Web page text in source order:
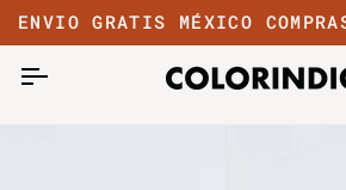
directamente
al
ENVIO GRATIS MÉXICO